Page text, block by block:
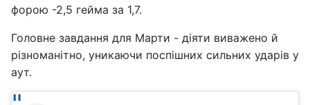
форою -2,5 гейма за 1,7.
Головне завдання для Марти - діяти виважено й
різноманітно, уникаючи поспішних сильних ударів у
аут.